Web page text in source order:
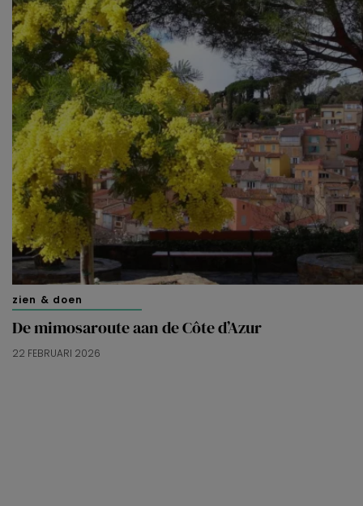
zien & doen
De mimosaroute aan de Côte d’Azur
22 FEBRUARI 2026